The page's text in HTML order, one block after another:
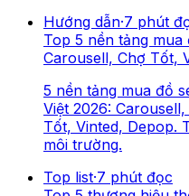
Hướng dẫn·7 phút
Top 5 nền tảng
Carousell, Chợ Tốt,
5 nền tảng mua đồ
Việt 2026:
Tốt, Vinted, Depop.
môi trường.
Top list·7 phút đọc